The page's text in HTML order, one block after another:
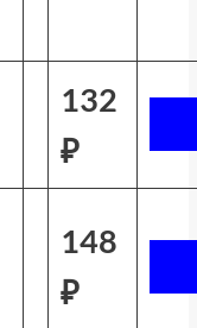
132
₽
148
₽